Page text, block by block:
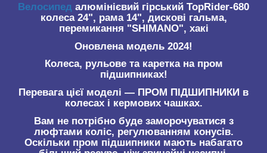
Велосипед алюмінієвий гірський TopRider-680
колеса 24", рама 14", дискові гальма,
перемикання "SHIMANO", хакі
Оновлена модель 2024!
Колеса, рульове та каретка на пром
підшипниках!
Перевага цієї моделі — ПРОМ ПІДШИПНИКИ в
колесах і кермових чашках.
Вам не потрібно буде заморочуватися з
люфтами коліс, регулюванням конусів.
Оскільки пром підшипники мають набагато